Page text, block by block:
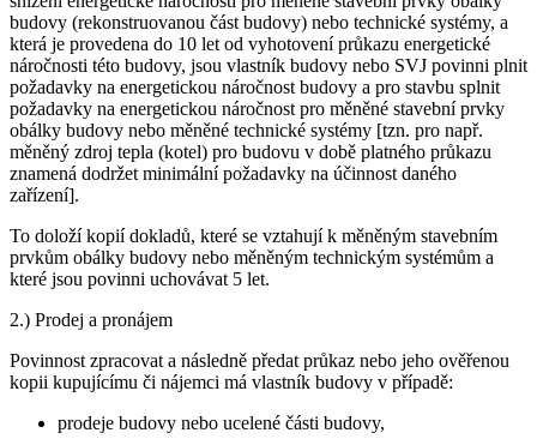
budovy (rekonstruovanou část budovy) nebo technické systémy, a
která je provedena do 10 let od vyhotovení průkazu energetické
náročnosti této budovy, jsou vlastník budovy nebo SVJ povinni plnit
požadavky na energetickou náročnost budovy a pro stavbu splnit
požadavky na energetickou náročnost pro měněné stavební prvky
obálky budovy nebo měněné technické systémy [tzn. pro např.
měněný zdroj tepla (kotel) pro budovu v době platného průkazu
znamená dodržet minimální požadavky na účinnost daného
zařízení].
To doloží kopií dokladů, které se vztahují k měněným stavebním
prvkům obálky budovy nebo měněným technickým systémům a
které jsou povinni uchovávat 5 let.
2.) Prodej a pronájem
Povinnost zpracovat a následně předat průkaz nebo jeho ověřenou
kopii kupujícímu či nájemci má vlastník budovy v případě:
prodeje budovy nebo ucelené části budovy,